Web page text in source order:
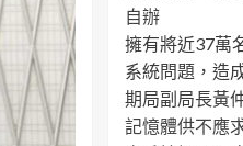
自辦
擁有將近37萬
系統問題，造
期局副局長黃
記憶體供不應